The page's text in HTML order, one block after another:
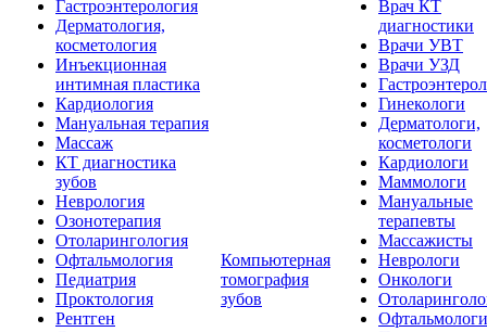
Гастроэнтерология
Дерматология,
косметология
Инъекционная
интимная пластика
Кардиология
Мануальная терапия
Массаж
КТ диагностика
зубов
Неврология
Озонотерапия
Отоларингология
Офтальмология
Педиатрия
Проктология
Рентген
Компьютерная
томография
зубов
Врач КТ
диагностики
Врачи УВТ
Врачи УЗД
Гинекологи
Дерматологи,
косметологи
Кардиологи
Маммологи
Мануальные
терапевты
Массажисты
Неврологи
Онкологи
Офтальмологи